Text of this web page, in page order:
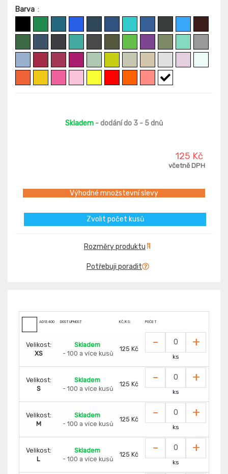
Barva :
Skladem - dodání do 3 - 5 dnů
125 Kč
včetně DPH
Výhodné množstevní slevy
Zvolit počet kusů
Rozměry produktu
Potřebuji poradit
AD13400 DOSTUPNOST KČ/KS: POČET
Velikost:
XS
Skladem
- 100 a více kusů
125 Kč - +
ks
Velikost:
S
Skladem
- 100 a více kusů
125 Kč - +
ks
Velikost:
M
Skladem
- 100 a více kusů
125 Kč - +
ks
Velikost:
L
Skladem
- 100 a více kusů
125 Kč - +
ks